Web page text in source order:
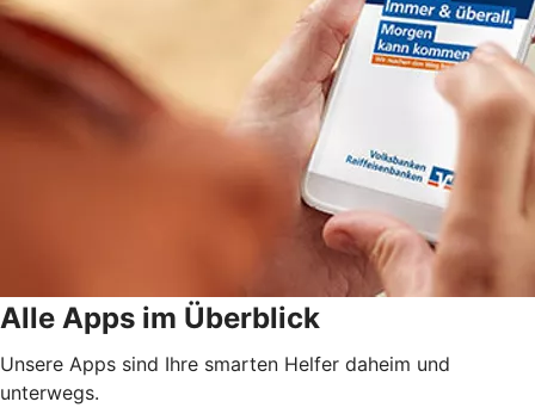
Alle Apps im Überblick
Unsere Apps sind Ihre smarten Helfer daheim und
unterwegs.